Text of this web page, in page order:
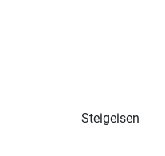
Steigeisen